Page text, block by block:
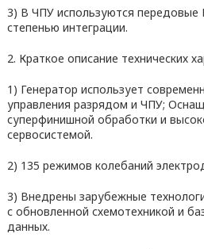
3) В ЧПУ используются передовые
степенью интеграции.
2. Краткое описание технических
1) Генератор использует
управления разрядом и ЧПУ;
суперфинишной обработки и
сервосистемой.
2) 135 режимов колебаний
3) Внедрены зарубежные
с обновленной схемотехникой и
данных.